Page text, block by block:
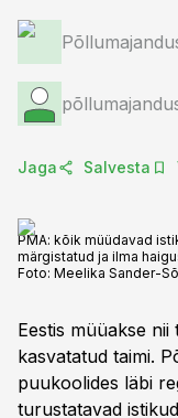
Jaga Salvesta
PMA: kõik müüdavad
märgistatud ja ilma
Foto: Meelika Sander-
Eestis müüakse
kasvatatud taimi.
puukoolides läbi
turustatavad